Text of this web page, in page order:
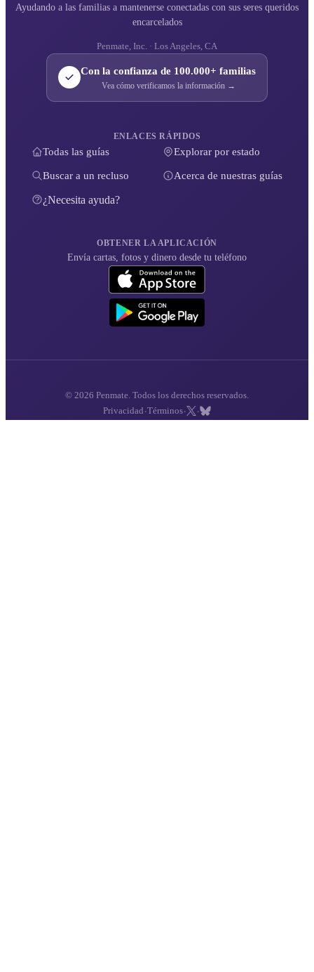
Ayudando a las familias a mantenerse conectadas con sus seres queridos
encarcelados
Penmate, Inc. · Los Angeles, CA
Con la confianza de 100.000+ familias
Vea cómo verificamos la información →
ENLACES RÁPIDOS
Todas las guías Explorar por estado
Buscar a un recluso Acerca de nuestras guías
¿Necesita ayuda?
OBTENER LA APLICACIÓN
Envía cartas, fotos y dinero desde tu teléfono
© 2026 Penmate. Todos los derechos reservados.
Privacidad ·Términos· ·